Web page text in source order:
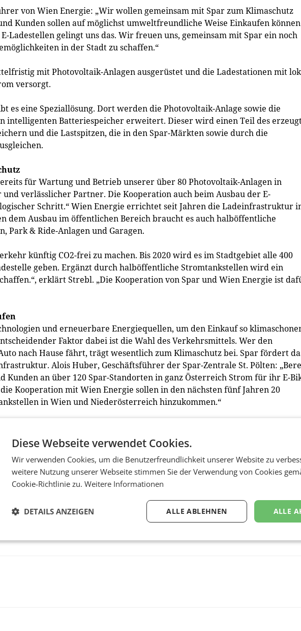
von Wien Energie: „Wir wollen gemeinsam mit Spar zum Klimaschutz
Kunden sollen auf möglichst umweltfreundliche Weise Einkaufen
Ladestellen gelingt uns das. Wir freuen uns, gemeinsam mit Spar ein noch
in der Stadt zu schaffen.“
mit Photovoltaik-Anlagen ausgerüstet und die Ladestationen mit
versorgt.
es eine Speziallösung. Dort werden die Photovoltaik-Anlage sowie die
intelligenten Batteriespeicher erweitert. Dieser wird einen Teil des
und die Lastspitzen, die in den Spar-Märkten sowie durch die
für Wartung und Betrieb unserer über 80 Photovoltaik-Anlagen in
verlässlicher Partner. Die Kooperation auch beim Ausbau der E-
Schritt.“ Wien Energie errichtet seit Jahren die Ladeinfrastruktur
dem Ausbau im öffentlichen Bereich braucht es auch halböffentliche
Park & Ride-Anlagen und Garagen.
künftig CO2-frei zu machen. Bis 2020 wird es im Stadtgebiet alle 400
geben. Ergänzt durch halböffentliche Stromtankstellen wird ein
erklärt Strebl. „Die Kooperation von Spar und Wien Energie ist
und erneuerbare Energiequellen, um den Einkauf so
Faktor dabei ist die Wahl des Verkehrsmittels. Wer den
nach Hause fährt, trägt wesentlich zum Klimaschutz bei. Spar fördert
Alois Huber, Geschäftsführer der Spar-Zentrale St. Pölten:
Kunden an über 120 Spar-Standorten in ganz Österreich Strom für ihr E-
Kooperation mit Wien Energie sollen in den nächsten fünf Jahren 20
in Wien und Niederösterreich hinzukommen.“
Zukunft
40 Prozent der CO2 Emissionen. Das muss sich radikal ändern, um
Elektromobilität ist hier das Schlüsselwort. Damit diese attraktiv ist,
Bereits jetzt gibt es 500 öffentliche E-Ladestellen und etwa 700
mehr als eine Verdoppelung bis Ende nächsten Jahres geplant. „Mit über
bis Ende 2020 kann man in der ganzen Stadt sorgenfrei mit dem E-Auto
wird an Stationen von Wien Energie mit 100 Prozent Ökostrom.
schadstofffrei. (red)
Diese Webseite verwendet Cookies.
Wir verwenden Cookies, um die Benutzerfreundlichkeit unserer Website zu
weitere Nutzung unserer Webseite stimmen Sie der Verwendung von Cookies
Cookie-Richtlinie zu. Weitere Informationen
ALLE
ALLE ABLEHNEN
DETAILS ANZEIGEN